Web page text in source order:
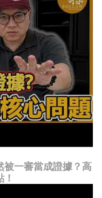
被一審當成證據？高